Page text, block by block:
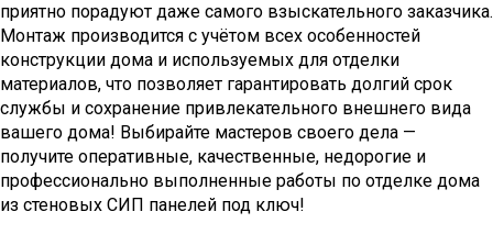
приятно порадуют даже самого взыскательного заказчика.
Монтаж производится с учётом всех особенностей
конструкции дома и используемых для отделки
материалов, что позволяет гарантировать долгий срок
службы и сохранение привлекательного внешнего вида
вашего дома! Выбирайте мастеров своего дела —
получите оперативные, качественные, недорогие и
профессионально выполненные работы по отделке дома
из стеновых СИП панелей под ключ!